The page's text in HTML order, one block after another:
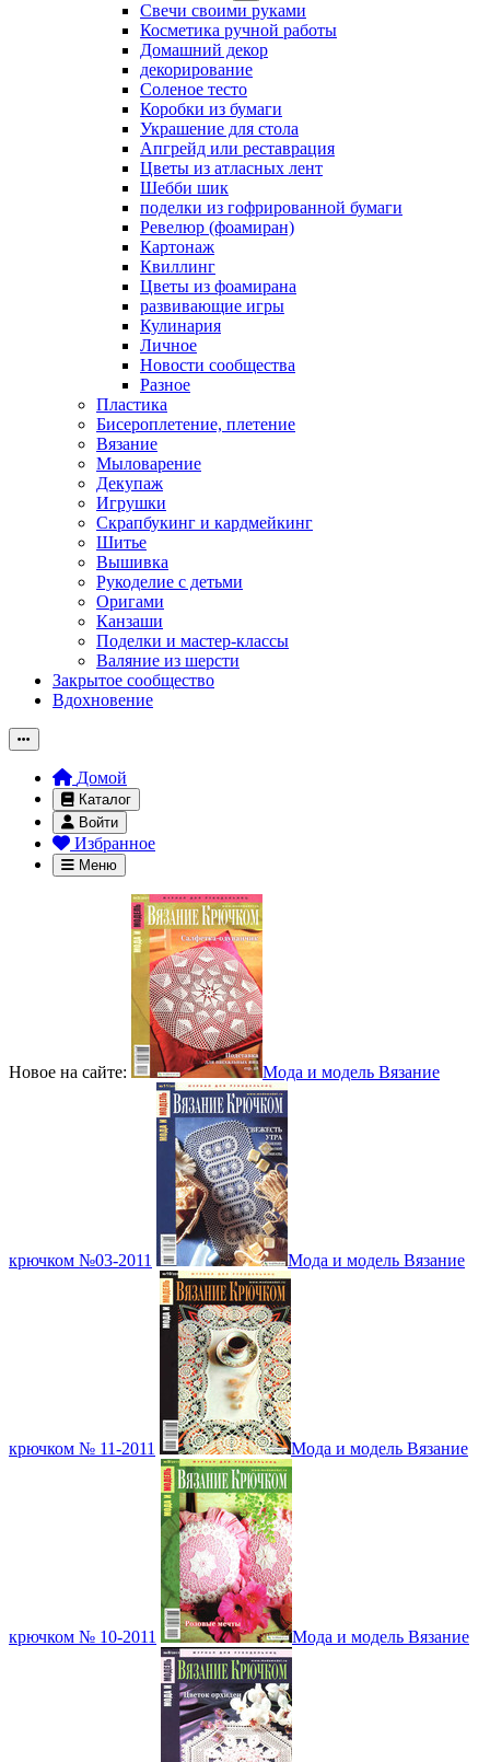
Свечи своими руками
Косметика ручной работы
Домашний декор
декорирование
Соленое тесто
Коробки из бумаги
Украшение для стола
Апгрейд или реставрация
Цветы из атласных лент
Шебби шик
поделки из гофрированной бумаги
Ревелюр (фоамиран)
Картонаж
Квиллинг
Цветы из фоамирана
развивающие игры
Кулинария
Личное
Новости сообщества
Разное
Пластика
Бисероплетение, плетение
Вязание
Мыловарение
Декупаж
Игрушки
Скрапбукинг и кардмейкинг
Шитье
Вышивка
Рукоделие с детьми
Оригами
Канзаши
Поделки и мастер-классы
Валяние из шерсти
Закрытое сообщество
Вдохновение
Домой
Каталог
Войти
Избранное
Меню
Новое на сайте: Мода и модель Вязание
крючком №03-2011 Мода и модель Вязание
крючком № 11-2011 Мода и модель Вязание
крючком № 10-2011 Мода и модель Вязание